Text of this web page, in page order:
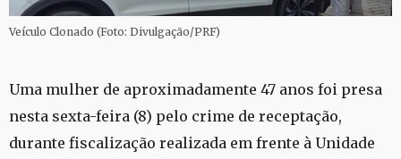
Veículo Clonado (Foto: Divulgação/PRF)
Uma mulher de aproximadamente 47 anos foi presa
nesta sexta-feira (8) pelo crime de receptação,
durante fiscalização realizada em frente à Unidade